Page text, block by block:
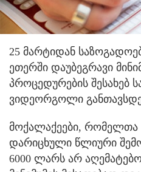
25 მარტიდან
ეთერში დაუბეგრავი
პროცედურების შესახებ
ვიდეორგოლი
მოქალაქეები, რომელთა
დარიცხული წლიური
6000 ლარს არ